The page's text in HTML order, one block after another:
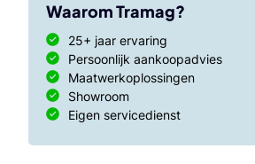
Waarom Tramag?
25+ jaar ervaring
Persoonlijk aankoopadvies
Maatwerkoplossingen
Showroom
Eigen servicedienst